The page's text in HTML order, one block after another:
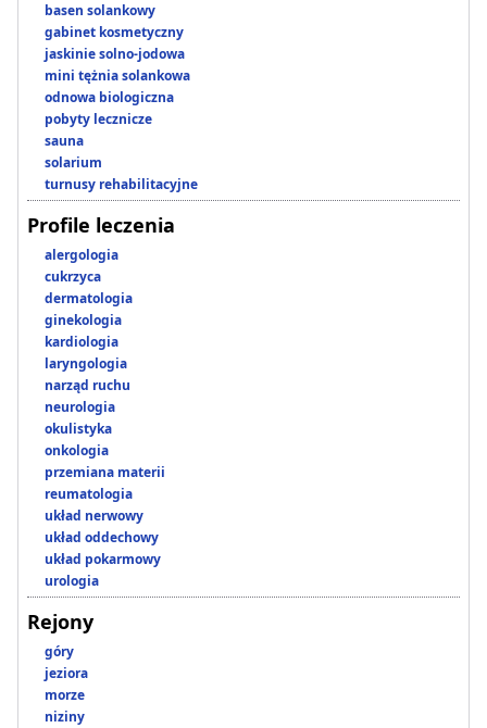
basen solankowy
gabinet kosmetyczny
jaskinie solno-jodowa
mini tężnia solankowa
odnowa biologiczna
pobyty lecznicze
sauna
solarium
turnusy rehabilitacyjne
Profile leczenia
alergologia
cukrzyca
dermatologia
ginekologia
kardiologia
laryngologia
narząd ruchu
neurologia
okulistyka
onkologia
przemiana materii
reumatologia
układ nerwowy
układ oddechowy
układ pokarmowy
urologia
Rejony
góry
jeziora
morze
niziny